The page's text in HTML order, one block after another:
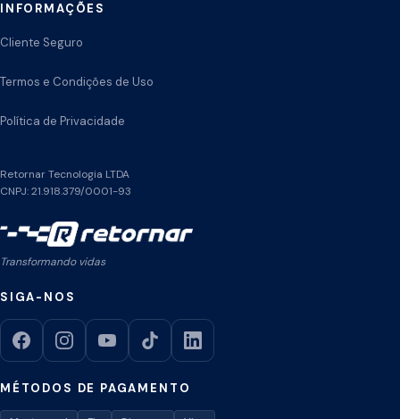
INFORMAÇÕES
Cliente Seguro
Termos e Condições de Uso
Política de Privacidade
Retornar Tecnologia LTDA
CNPJ: 21.918.379/0001-93
Transformando vidas
SIGA-NOS
MÉTODOS DE PAGAMENTO